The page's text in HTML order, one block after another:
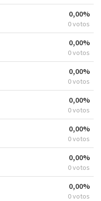
0,00%
0 votos
0,00%
0 votos
0,00%
0 votos
0,00%
0 votos
0,00%
0 votos
0,00%
0 votos
0,00%
0 votos